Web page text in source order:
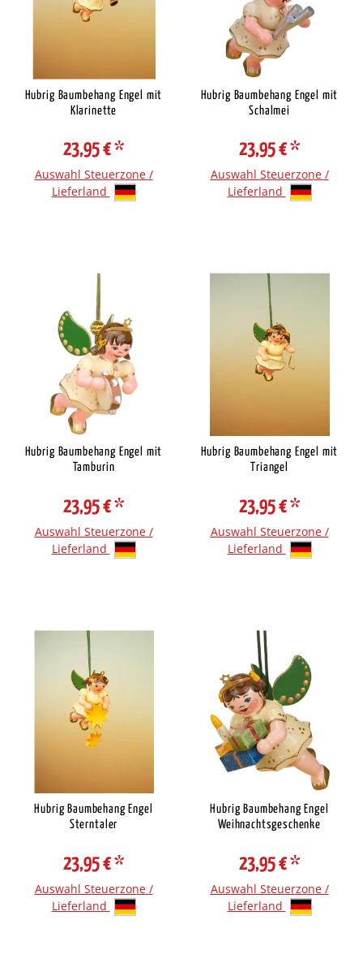
Hubrig Baumbehang Engel mit
Klarinette
23,95 €*
Auswahl Steuerzone /
Lieferland
Hubrig Baumbehang Engel mit
Schalmei
23,95 €*
Auswahl Steuerzone /
Lieferland
Hubrig Baumbehang Engel mit
Tamburin
23,95 €*
Auswahl Steuerzone /
Lieferland
Hubrig Baumbehang Engel mit
Triangel
23,95 €*
Auswahl Steuerzone /
Lieferland
Hubrig Baumbehang Engel
Sterntaler
23,95 €*
Auswahl Steuerzone /
Lieferland
Hubrig Baumbehang Engel
Weihnachtsgeschenke
23,95 €*
Auswahl Steuerzone /
Lieferland